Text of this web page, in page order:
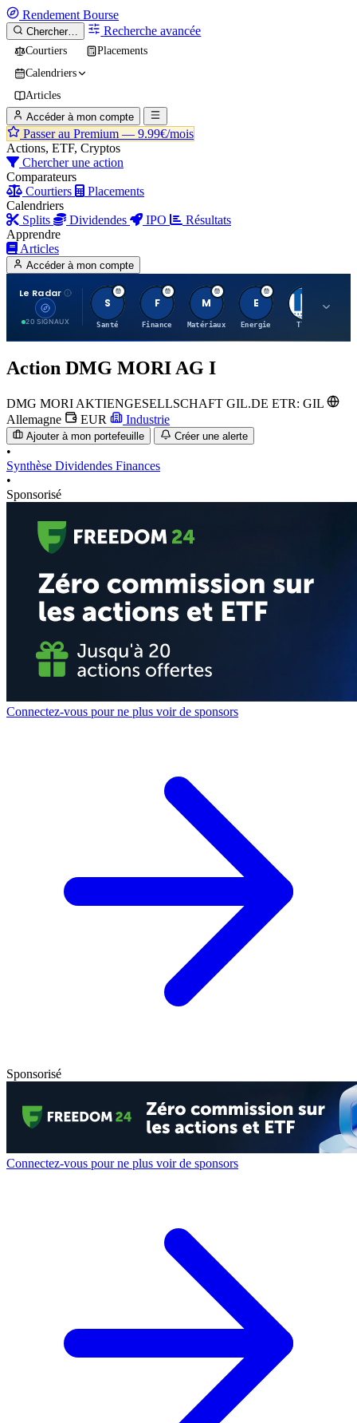
Rendement Bourse
Chercher… Recherche avancée
Courtiers
Placements
Calendriers
Articles
Accéder à mon compte
Passer au Premium — 9.99€/mois
Actions, ETF, Cryptos
Chercher une action
Comparateurs
Courtiers
Placements
Calendriers
Splits
Dividendes IPO
Résultats
Apprendre
Articles
Accéder à mon compte
Le Radar
20 SIGNAUX
S
Santé
F
Finance
M
Matériaux
E
Energie TTWO
Action DMG MORI AG I
DMG MORI AKTIENGESELLSCHAFT GIL.DE ETR: GIL
Allemagne
EUR Industrie
Ajouter à mon portefeuille Créer une alerte
•
Synthèse Dividendes Finances
•
Sponsorisé
Connectez-vous pour ne plus voir de sponsors
Sponsorisé
Connectez-vous pour ne plus voir de sponsors